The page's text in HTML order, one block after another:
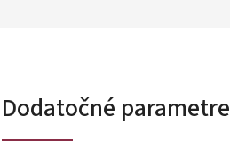
Dodatočné parametre